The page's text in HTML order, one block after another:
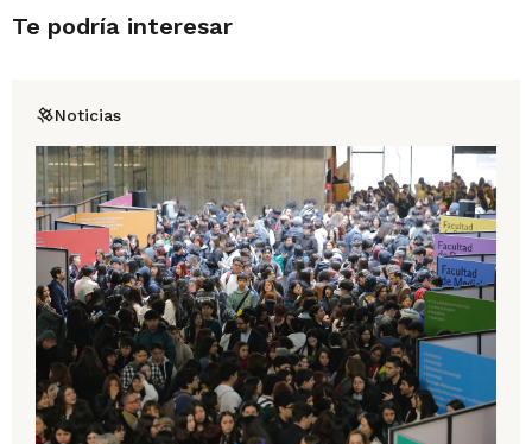
Te podría interesar
Noticias